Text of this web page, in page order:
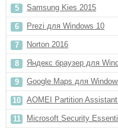
Samsung Kies 2015
Prezi для Windows 10
Norton 2016
Яндекс браузер для
Google Maps для
AOMEI Partition
Microsoft Security